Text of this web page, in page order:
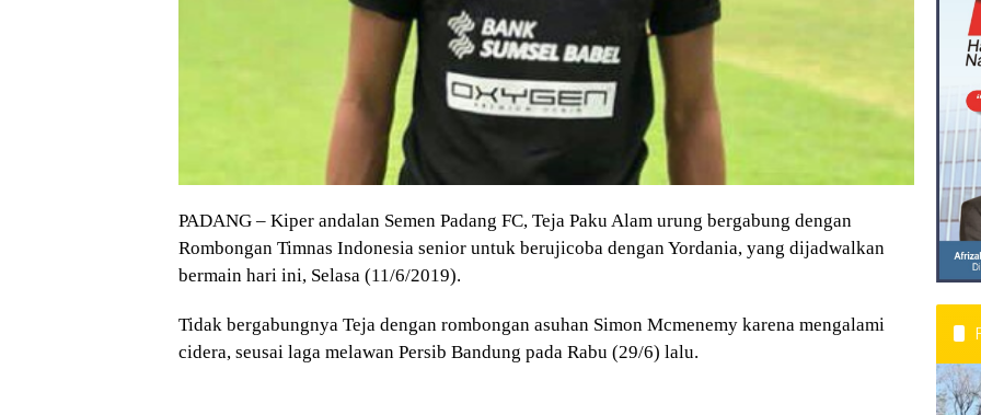
PADANG – Kiper andalan Semen Padang FC, Teja Paku Alam urung bergabung dengan
Rombongan Timnas Indonesia senior untuk berujicoba dengan Yordania, yang dijadwalkan
bermain hari ini, Selasa (11/6/2019).
Tidak bergabungnya Teja dengan rombongan asuhan Simon Mcmenemy karena mengalami
cidera, seusai laga melawan Persib Bandung pada Rabu (29/6) lalu.